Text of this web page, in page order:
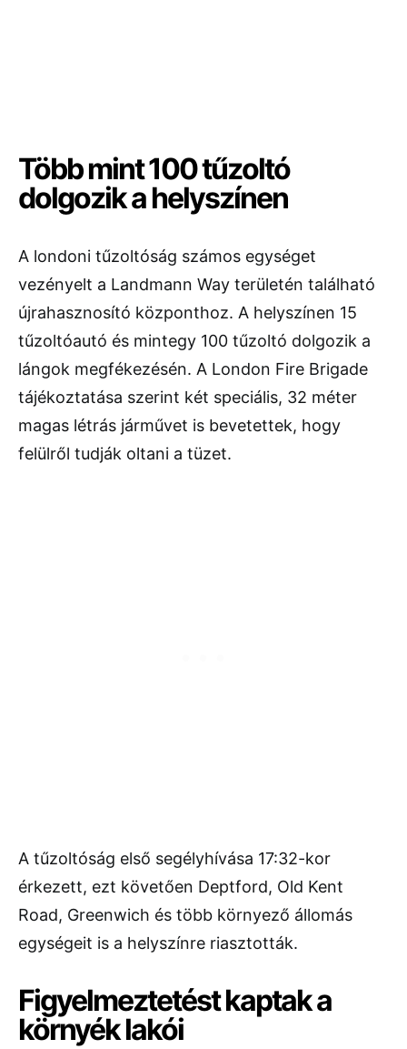
Több mint 100 tűzoltó
dolgozik a helyszínen
A londoni tűzoltóság számos egységet
vezényelt a Landmann Way területén található
újrahasznosító központhoz. A helyszínen 15
tűzoltóautó és mintegy 100 tűzoltó dolgozik a
lángok megfékezésén. A London Fire Brigade
tájékoztatása szerint két speciális, 32 méter
magas létrás járművet is bevetettek, hogy
felülről tudják oltani a tüzet.
A tűzoltóság első segélyhívása 17:32-kor
érkezett, ezt követően Deptford, Old Kent
Road, Greenwich és több környező állomás
egységeit is a helyszínre riasztották.
Figyelmeztetést kaptak a
környék lakói